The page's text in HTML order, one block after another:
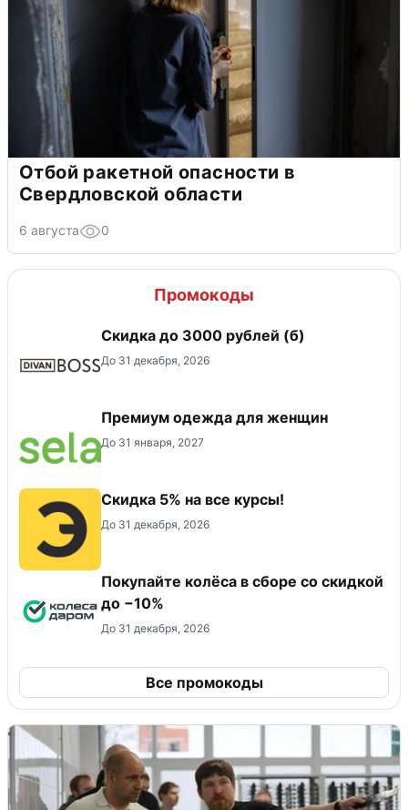
Отбой ракетной опасности в
Свердловской области
6 августа 0
Промокоды
Скидка до 3000 рублей (б)
До 31 декабря, 2026
Премиум одежда для женщин
До 31 января, 2027
Скидка 5% на все курсы!
До 31 декабря, 2026
Покупайте колёса в сборе со скидкой
до −10%
До 31 декабря, 2026
Все промокоды